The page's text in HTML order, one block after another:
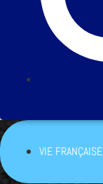
VIE FRANÇAISE